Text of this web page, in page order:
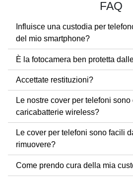
FAQ
Influisce una custodia per
del mio smartphone?
È la fotocamera ben protetta
Accettate restituzioni?
Le nostre cover per telefoni
caricabatterie wireless?
Le cover per telefoni sono facili
rimuovere?
Come prendo cura della mia